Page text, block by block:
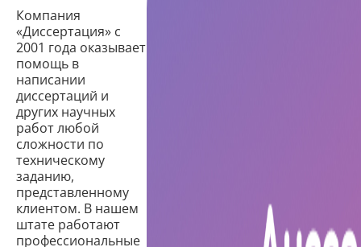
Компания
«Диссертация» с
2001 года оказывает
помощь в
написании
диссертаций и
других научных
работ любой
сложности по
техническому
заданию,
представленному
клиентом. В нашем
штате работают
профессиональные